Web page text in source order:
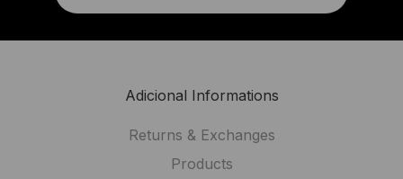
Adicional Informations
Returns & Exchanges
Products